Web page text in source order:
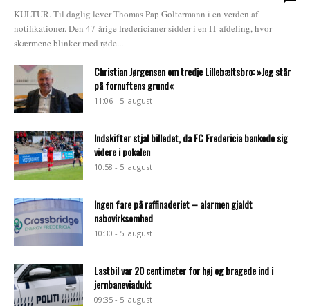
KULTUR. Til daglig lever Thomas Pap Goltermann i en verden af
notifikationer. Den 47-årige fredericianer sidder i en IT-afdeling, hvor
skærmene blinker med røde...
Christian Jørgensen om tredje Lillebæltsbro: »Jeg står
på fornuftens grund«
11:06 - 5. august
Indskifter stjal billedet, da FC Fredericia bankede sig
videre i pokalen
10:58 - 5. august
Ingen fare på raffinaderiet – alarmen gjaldt
nabovirksomhed
10:30 - 5. august
Lastbil var 20 centimeter for høj og bragede ind i
jernbaneviadukt
09:35 - 5. august